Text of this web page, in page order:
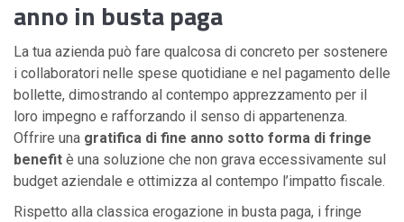
anno in busta paga
La tua azienda può fare qualcosa di concreto per sostenere
i collaboratori nelle spese quotidiane e nel pagamento delle
bollette, dimostrando al contempo apprezzamento per il
loro impegno e rafforzando il senso di appartenenza.
Offrire una gratifica di fine anno sotto forma di fringe
benefit è una soluzione che non grava eccessivamente sul
budget aziendale e ottimizza al contempo l’impatto fiscale.
Rispetto alla classica erogazione in busta paga, i fringe